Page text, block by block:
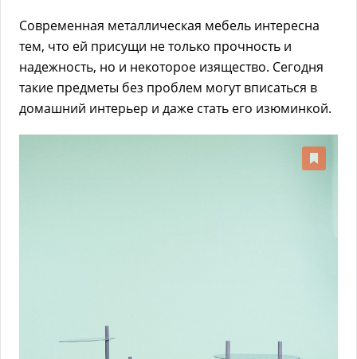
Современная металлическая мебель интересна
тем, что ей присущи не только прочность и
надежность, но и некоторое изящество. Сегодня
такие предметы без проблем могут вписаться в
домашний интерьер и даже стать его изюминкой.